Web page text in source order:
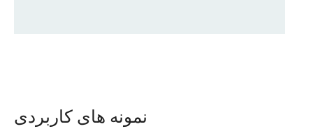
نمونه های کاربردی